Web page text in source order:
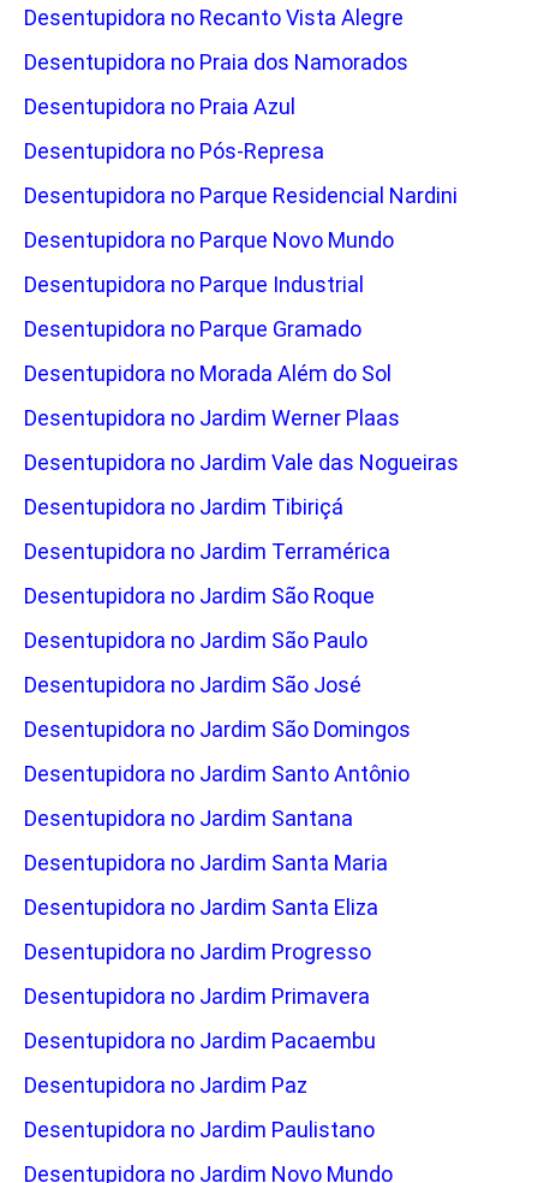
Desentupidora no Recanto Vista Alegre
Desentupidora no Praia dos Namorados
Desentupidora no Praia Azul
Desentupidora no Pós-Represa
Desentupidora no Parque Residencial Nardini
Desentupidora no Parque Novo Mundo
Desentupidora no Parque Industrial
Desentupidora no Parque Gramado
Desentupidora no Morada Além do Sol
Desentupidora no Jardim Werner Plaas
Desentupidora no Jardim Vale das Nogueiras
Desentupidora no Jardim Tibiriçá
Desentupidora no Jardim Terramérica
Desentupidora no Jardim São Roque
Desentupidora no Jardim São Paulo
Desentupidora no Jardim São José
Desentupidora no Jardim São Domingos
Desentupidora no Jardim Santo Antônio
Desentupidora no Jardim Santana
Desentupidora no Jardim Santa Maria
Desentupidora no Jardim Santa Eliza
Desentupidora no Jardim Progresso
Desentupidora no Jardim Primavera
Desentupidora no Jardim Pacaembu
Desentupidora no Jardim Paz
Desentupidora no Jardim Paulistano
Desentupidora no Jardim Novo Mundo